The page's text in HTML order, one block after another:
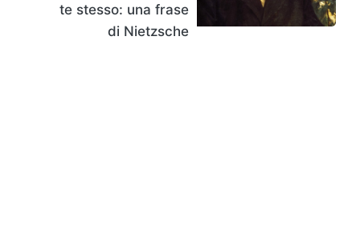
te stesso: una frase
di Nietzsche